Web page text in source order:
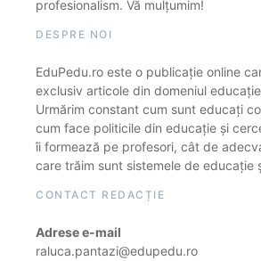
profesionalism. Vă mulțumim!
DESPRE NOI
EduPedu.ro este o publicație online
exclusiv articole din domeniul
Urmărim constant cum sunt educați
cum face politicile din educație și
îi formează pe profesori, cât de
care trăim sunt sistemele de educație
CONTACT REDACȚIE
Adrese e-mail
raluca.pantazi@edupedu.ro